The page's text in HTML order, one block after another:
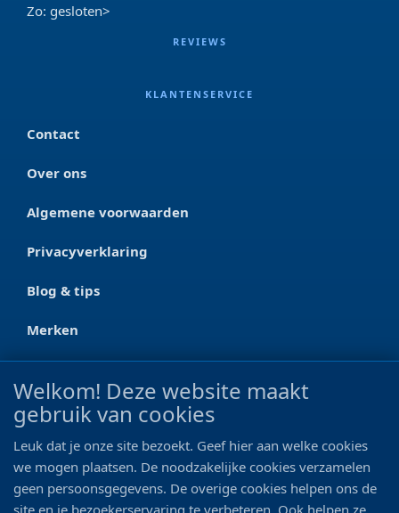
Zo: gesloten>
REVIEWS
KLANTENSERVICE
Contact
Over ons
Algemene voorwaarden
Privacyverklaring
Blog & tips
Merken
CONTACT
Ootmarsumseweg 125a
0546 - 622 990
06 - 11 19 81 42
Welkom! Deze website maakt
gebruik van cookies
Leuk dat je onze site bezoekt. Geef hier aan welke cookies
we mogen plaatsen. De noodzakelijke cookies verzamelen
geen persoonsgegevens. De overige cookies helpen ons de
site en je bezoekerservaring te verbeteren. Ook helpen ze